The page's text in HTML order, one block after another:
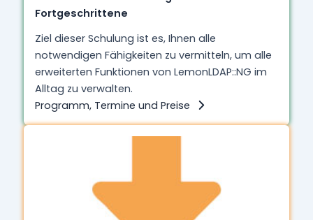
Fortgeschrittene
Ziel dieser Schulung ist es, Ihnen alle
notwendigen Fähigkeiten zu vermitteln, um alle
erweiterten Funktionen von LemonLDAP::NG im
Alltag zu verwalten.
Programm, Termine und Preise